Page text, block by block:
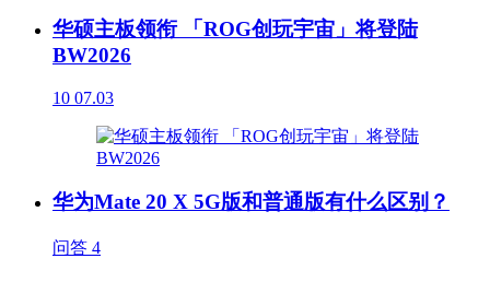
华硕主板领衔 「ROG创玩宇宙」将登陆
BW2026
10 07.03
华为Mate 20 X 5G版和普通版有什么区别？
问答 4